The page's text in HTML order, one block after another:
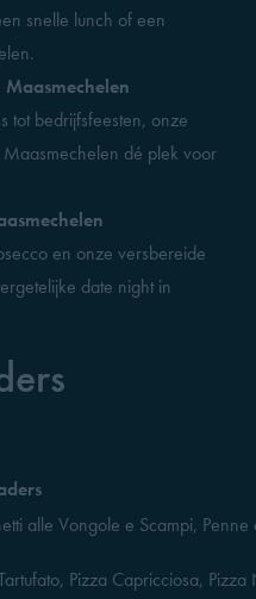
snelle lunch of een
tot bedrijfsfeesten, onze
dé plek voor
en onze versbereide
date night in
alle Vongole e Scampi,
Pizza Capricciosa,